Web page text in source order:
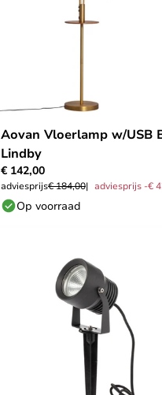
Aovan Vloerlamp w/USB
Lindby
€ 142,00
adviesprijs€ 184,00 adviesprijs -€
Op voorraad